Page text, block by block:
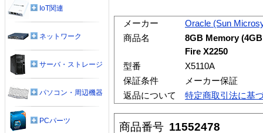
メーカー
Oracle (Sun
商品名
8GB Memory
Fire X2250
型番
X5110A
保証条件
メーカー保証
返品について
特定商取引法に基
商品番号 11552478
IoT関連
ネットワーク
サーバ・ストレージ
パソコン・周辺機器
PCパーツ